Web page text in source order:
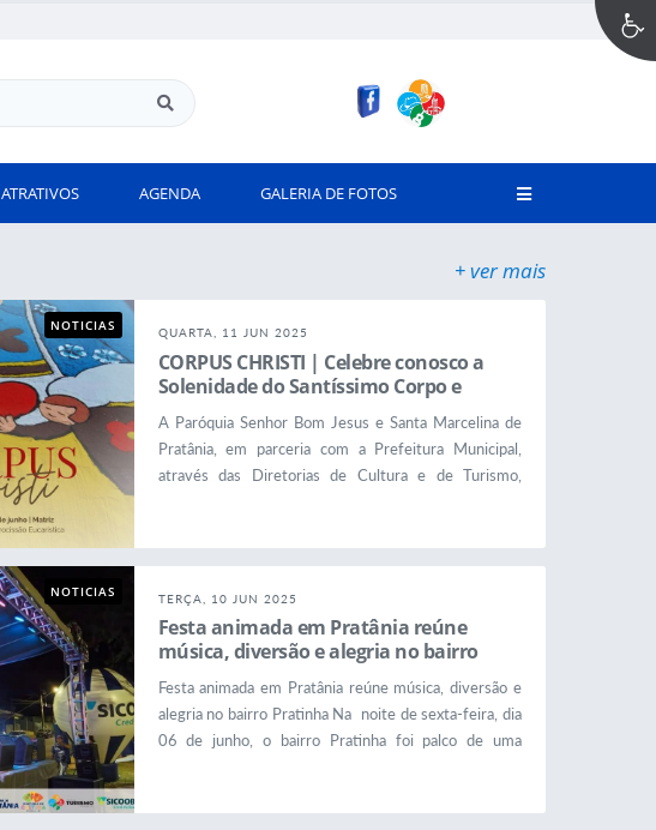
ATRATIVOS AGENDA GALERIA DE FOTOS
+ ver mais
NOTICIAS QUARTA, 11 JUN 2025
CORPUS CHRISTI | Celebre conosco a
Solenidade do Santíssimo Corpo e
Sangue de Nosso Senhor Jesus Cris
A Paróquia Senhor Bom Jesus e Santa Marcelina de
Pratânia, em parceria com a Prefeitura Municipal,
através das Diretorias de Cultura e de Turismo,
calendário religioso: Corpus Christi. Em 2025, o Dia
Solenidade promete envolver toda a cidade em uma
atmosfera de fé,...
NOTICIAS TERÇA, 10 JUN 2025
Festa animada em Pratânia reúne
música, diversão e alegria no bairro
Pratinha.
Festa animada em Pratânia reúne música, diversão e
alegria no bairro Pratinha Na noite de sexta-feira, dia
06 de junho, o bairro Pratinha foi palco de uma
Turismo. O evento trouxe muita diversão e